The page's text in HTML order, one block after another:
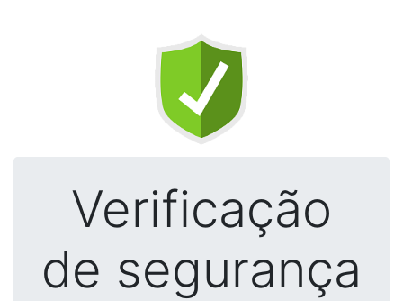
Verificação
de segurança